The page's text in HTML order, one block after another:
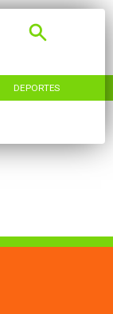
DEPORTES